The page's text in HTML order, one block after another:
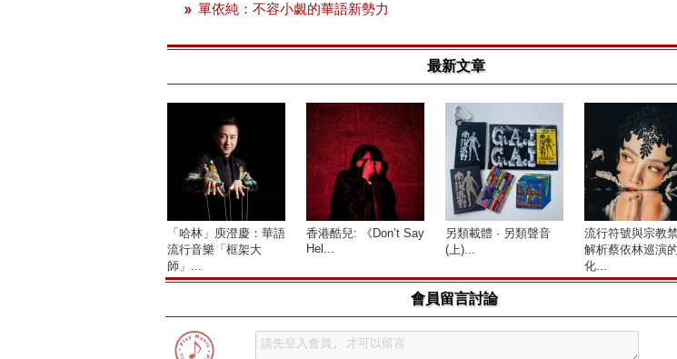
單依純：不容小覷的華語新勢力
最新文章
「哈林」庾澄慶：華語
流行音樂「框架大
師」...
香港酷兒: 《Don’t Say
Hel...
另類載體 · 另類聲音
(上)...
流行符號與宗教
解析蔡依林巡演
化...
會員留言討論